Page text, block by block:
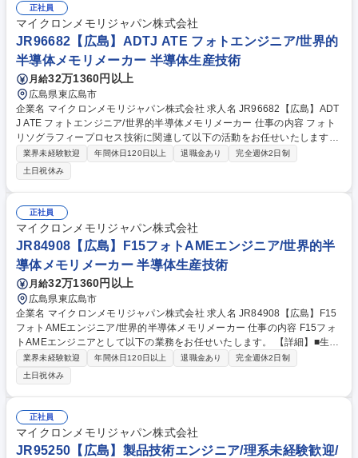
正社員
マイクロンメモリジャパン株式会社
JR96682【広島】ADTJ ATE フォトエンジニア/世界的
半導体メモリメーカー 半導体生産技術
月給32万1360円以上
広島県東広島市
企業名 マイクロンメモリジャパン株式会社 求人名 JR96682【広島】ADT
J ATE フォトエンジニア/世界的半導体メモリメーカー 仕事の内容 フォト
リソグラフィープロセス技術に関連して以下の活動をお任せいたします。
【詳細】■量産プロセス条件の改善 ■生産性の向上、コスト競争力の向上 ■
プロセス改善（製品欠陥の改善、工程能力の向上）プロジェクト ■各種生
産設備のパラメータ最適化 ■新規装置、新規材料の評価、適用促進 ■製品
不良の解析とその対策活動 募集職種 JR96682【広島】ADTJ ATE フォト
エンジニア/世界的半導体メモリメーカー
業界未経験歓迎 年間休日120日以上 退職金あり
完全週休2日制
土日祝休み
正社員
マイクロンメモリジャパン株式会社
JR84908【広島】F15フォトAMEエンジニア/世界的半
導体メモリメーカー 半導体生産技術
月給32万1360円以上
広島県東広島市
企業名 マイクロンメモリジャパン株式会社 求人名 JR84908【広島】F15
フォトAMEエンジニア/世界的半導体メモリメーカー 仕事の内容 F15フォ
トAMEエンジニアとして以下の業務をお任せいたします。 【詳細】■生産
能力の分析、是正措置の策定および実行 ■プロセス能力の向上と製造コス
トの削減 ■ MOR（製造実績）およびPOR（プロセス実績）分析を通じたP
2P（プロセス間）ギャップの解消と是正措置の実施 ■各種半導体製造装置
のプロセスパラメータ設定 ■新規装置・材料の評価、導入推進および計画
立案 ■異常事象の分析と改善 募集職種 JR84908【広島】F15フォトAME
エンジニア/世界的半導体メモリメーカー
業界未経験歓迎 年間休日120日以上 退職金あり
完全週休2日制
土日祝休み
正社員
マイクロンメモリジャパン株式会社
JR95250【広島】製品技術エンジニア/理系未経験歓迎/